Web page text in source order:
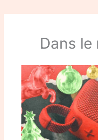
Dans le